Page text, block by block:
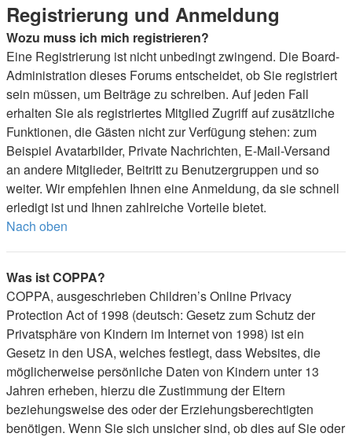
Registrierung und Anmeldung
Wozu muss ich mich registrieren?
Eine Registrierung ist nicht unbedingt zwingend. Die Board-
Administration dieses Forums entscheidet, ob Sie registriert
sein müssen, um Beiträge zu schreiben. Auf jeden Fall
erhalten Sie als registriertes Mitglied Zugriff auf zusätzliche
Funktionen, die Gästen nicht zur Verfügung stehen: zum
Beispiel Avatarbilder, Private Nachrichten, E-Mail-Versand
an andere Mitglieder, Beitritt zu Benutzergruppen und so
weiter. Wir empfehlen Ihnen eine Anmeldung, da sie schnell
erledigt ist und Ihnen zahlreiche Vorteile bietet.
Nach oben
Was ist COPPA?
COPPA, ausgeschrieben Children’s Online Privacy
Protection Act of 1998 (deutsch: Gesetz zum Schutz der
Privatsphäre von Kindern im Internet von 1998) ist ein
Gesetz in den USA, welches festlegt, dass Websites, die
möglicherweise persönliche Daten von Kindern unter 13
Jahren erheben, hierzu die Zustimmung der Eltern
beziehungsweise des oder der Erziehungsberechtigten
benötigen. Wenn Sie sich unsicher sind, ob dies auf Sie oder